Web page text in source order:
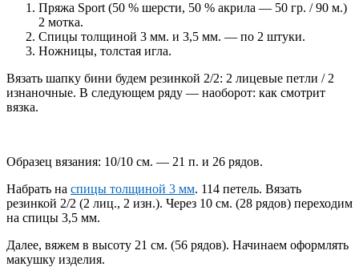
Пряжа Sport (50 % шерсти, 50 % акрила — 50 гр. / 90 м.)
2 мотка.
Спицы толщиной 3 мм. и 3,5 мм. — по 2 штуки.
Ножницы, толстая игла.
Вязать шапку бини будем резинкой 2/2: 2 лицевые петли / 2
изнаночные. В следующем ряду — наоборот: как смотрит
вязка.
Образец вязания: 10/10 см. — 21 п. и 26 рядов.
Набрать на спицы толщиной 3 мм. 114 петель. Вязать
резинкой 2/2 (2 лиц., 2 изн.). Через 10 см. (28 рядов) переходим
на спицы 3,5 мм.
Далее, вяжем в высоту 21 см. (56 рядов). Начинаем оформлять
макушку изделия.